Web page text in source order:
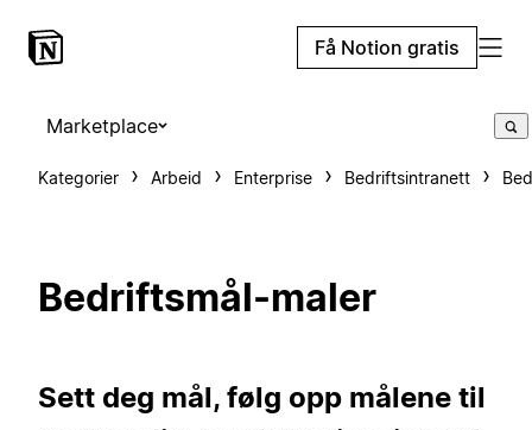
Få Notion gratis
Marketplace
Kategorier Arbeid Enterprise Bedriftsintranett
Bedriftsmål-maler
Sett deg mål, følg opp målene til